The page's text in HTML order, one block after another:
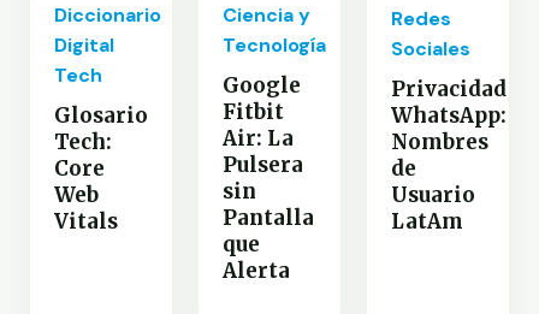
Diccionario
Digital
Tech
Glosario
Tech:
Core
Web
Vitals
Ciencia y
Tecnología
Google
Fitbit
Air: La
Pulsera
sin
Pantalla
que
Alerta
Redes
Sociales
Privacidad
WhatsApp:
Nombres
de
Usuario
LatAm